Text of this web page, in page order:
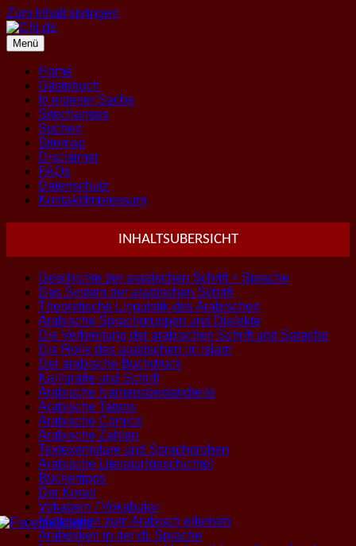
Zum Inhalt springen
Menü
Home
Gästebuch
In eigener Sache
Sitechanges
Suchen
Sitemap
Disclaimer
FAQs
Datenschutz
Kontakt/Impressum
INHALTSUBERSICHT
Geschichte der arabischen Schrift + Sprache
Das System der arabischen Schrift
Theoretische Linguistik des Arabischen
Arabische Sprachgruppen und Dialekte
Die Verbreitung der arabischen Schrift und Sprache
Die Rolle des arabischen im Islam
Der arabische Buchdruck
Kalligrafie und Schrift
Arabische Namensbestandteile
Arabische Tatoos
Arabische Comics
Arabische Zahlen
Textexemplare und Sprachproben
Arabische Literatur(geschichte)
Büchertipps
Der Koran
Vokabeln / Vokabular
Materialien zum Arabisch erlernen
Arabesken in der dt. Sprache